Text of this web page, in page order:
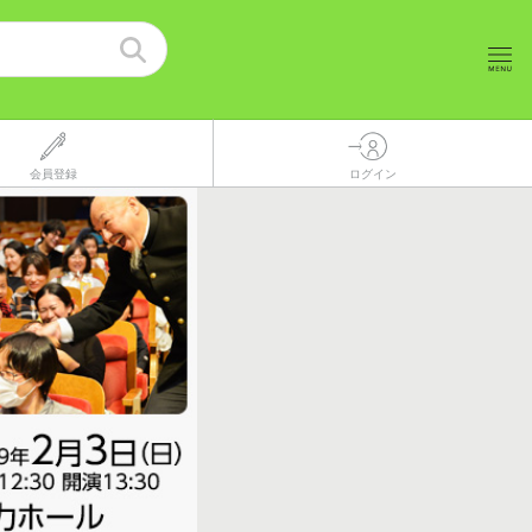
会員登録 ログイン